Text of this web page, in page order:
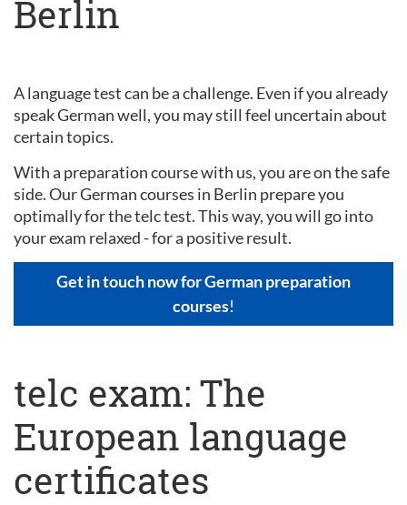
Berlin
A language test can be a challenge. Even if you already
speak German well, you may still feel uncertain about
certain topics.
With a preparation course with us, you are on the safe
side. Our German courses in Berlin prepare you
optimally for the telc test. This way, you will go into
your exam relaxed - for a positive result.
Get in touch now for German preparation
courses!
telc exam: The
European language
certificates